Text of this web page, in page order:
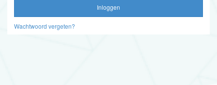
Inloggen
Wachtwoord vergeten?